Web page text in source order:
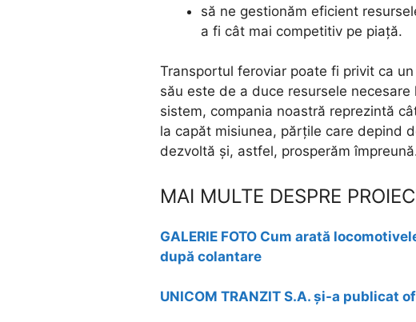
să ne gestionăm eficient
a fi cât mai competitiv pe piață.
Transportul feroviar poate fi privit ca
său este de a duce resursele
sistem, compania noastră reprezintă
la capăt misiunea, părțile care depind
dezvoltă și, astfel, prosperăm
MAI MULTE DESPRE
GALERIE FOTO Cum arată
după colantare
UNICOM TRANZIT S.A. și-a publicat